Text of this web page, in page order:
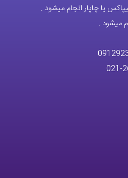
یا چاپار انجام میشود .
میشود .
-021